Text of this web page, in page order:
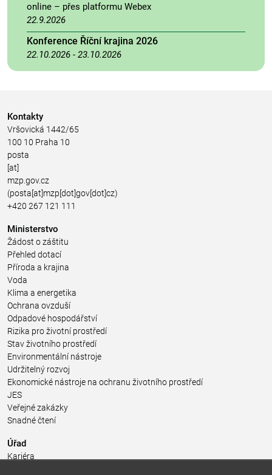
online – přes platformu Webex
22.9.2026
Konference Říční krajina 2026
22.10.2026 - 23.10.2026
Kontakty
Vršovická 1442/65
100 10 Praha 10
posta
[at]
mzp.gov.cz
(posta[at]mzp[dot]gov[dot]cz)
+420 267 121 111
Ministerstvo
Žádost o záštitu
Přehled dotací
Příroda a krajina
Voda
Klima a energetika
Ochrana ovzduší
Odpadové hospodářství
Rizika pro životní prostředí
Stav životního prostředí
Environmentální nástroje
Udržitelný rozvoj
Ekonomické nástroje na ochranu životního prostředí
JES
Veřejné zakázky
Snadné čtení
Úřad
Kariéra